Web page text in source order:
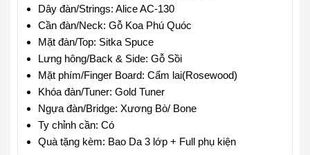
Dây đàn/Strings:Alice AC-130
Cần đàn/Neck:Gỗ Koa Phú Quóc
Mặt đàn/Top: Sitka Spuce
Lưng hông/Back & Side:Gỗ Sồi
Mặt phím/Finger Board:Cẩm lai(Rosewood)
Khóa đàn/Tuner:Gold Tuner
Ngựa đàn/Bridge:Xương Bò/ Bone
Ty chỉnh cần:Có
Quà tặng kèm: Bao Da 3 lớp + Full phụ kiện